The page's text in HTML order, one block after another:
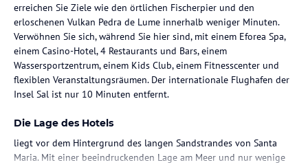
erreichen Sie Ziele wie den örtlichen Fischerpier und den
erloschenen Vulkan Pedra de Lume innerhalb weniger Minuten.
Verwöhnen Sie sich, während Sie hier sind, mit einem Eforea Spa,
einem Casino-Hotel, 4 Restaurants und Bars, einem
Wassersportzentrum, einem Kids Club, einem Fitnesscenter und
flexiblen Veranstaltungsräumen. Der internationale Flughafen der
Insel Sal ist nur 10 Minuten entfernt.
Die Lage des Hotels
liegt vor dem Hintergrund des langen Sandstrandes von Santa
Maria. Mit einer beeindruckenden Lage am Meer und nur wenige